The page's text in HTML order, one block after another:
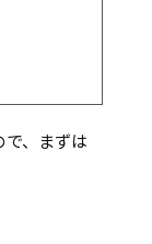
で、まずは